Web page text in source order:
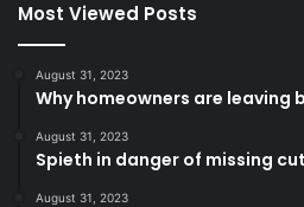
Most Viewed Posts
August 31, 2023
Why homeowners are leaving
August 31, 2023
Spieth in danger of missing cut
August 31, 2023